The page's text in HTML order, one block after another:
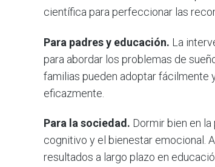
científica para perfeccionar las
Para padres y educación. La
para abordar los problemas de
familias pueden adoptar fácilmente
eficazmente.
Para la sociedad. Dormir bien en
cognitivo y el bienestar emocional.
resultados a largo plazo en